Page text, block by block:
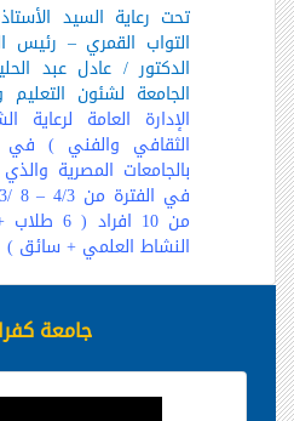
تحت رعاية السيد الأستاذ
التواب القمري – رئيس
الدكتور / عادل عبد
الجامعة لشئون التعليم
الإدارة العامة لرعاية
الثقافي والفني ) في
بالجامعات المصرية
النشاط العلمي + سائق )
جامعة